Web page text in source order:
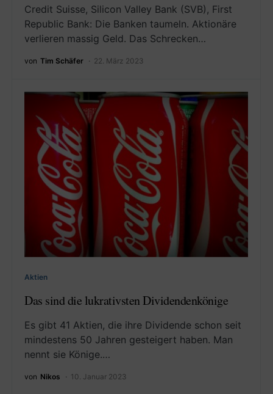
Credit Suisse, Silicon Valley Bank (SVB), First
Republic Bank: Die Banken taumeln. Aktionäre
verlieren massig Geld. Das Schrecken…
von Tim Schäfer 22. März 2023
Aktien
Das sind die lukrativsten Dividendenkönige
Es gibt 41 Aktien, die ihre Dividende schon seit
mindestens 50 Jahren gesteigert haben. Man
nennt sie Könige.…
von Nikos 10. Januar 2023